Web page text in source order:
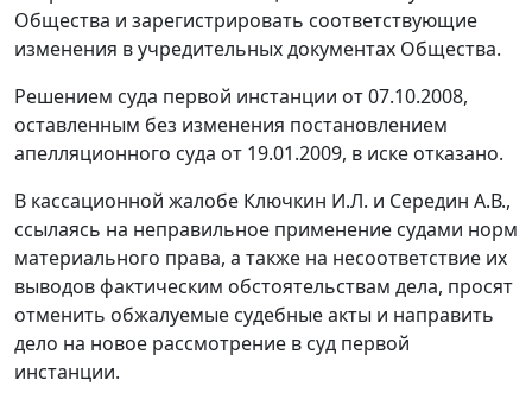
Общества и зарегистрировать соответствующие
изменения в учредительных документах Общества.
Решением суда первой инстанции от 07.10.2008,
оставленным без изменения постановлением
апелляционного суда от 19.01.2009, в иске отказано.
В кассационной жалобе Ключкин И.Л. и Середин А.В.,
ссылаясь на неправильное применение судами норм
материального права, а также на несоответствие их
выводов фактическим обстоятельствам дела, просят
отменить обжалуемые судебные акты и направить
дело на новое рассмотрение в суд первой
инстанции.